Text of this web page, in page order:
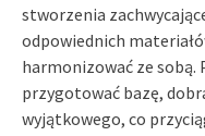
stworzenia
odpowiednich
harmonizować ze sobą.
przygotować bazę,
wyjątkowego, co